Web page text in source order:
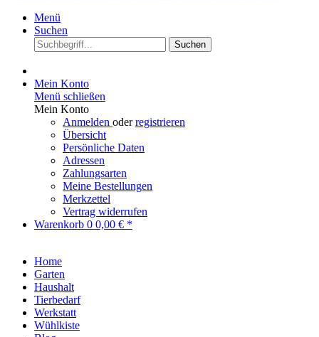
Menü
Suchen
Suchen
Mein Konto
Menü schließen
Mein Konto
Anmelden oderregistrieren
Übersicht
Persönliche Daten
Adressen
Zahlungsarten
Meine Bestellungen
Merkzettel
Vertrag widerrufen
Warenkorb 0 0,00 € *
Home
Garten
Haushalt
Tierbedarf
Werkstatt
Wühlkiste